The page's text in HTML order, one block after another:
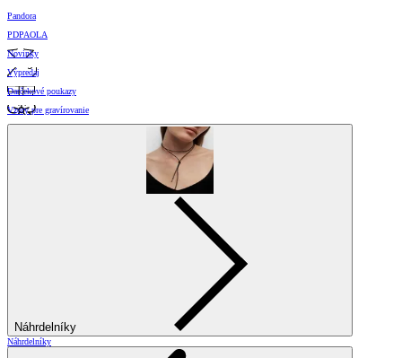
Pandora
PDPAOLA
Novinky
Výpredaj
Darčekové poukazy
Vzory pre gravírovanie
Náhrdelníky
Náhrdelníky